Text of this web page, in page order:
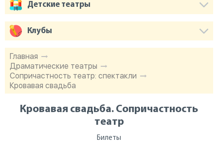
Главная
Драматические театры
Сопричастность театр: спектакли
Кровавая свадьба
Кровавая свадьба. Сопричастность
театр
Билеты
Детские театры
Клубы